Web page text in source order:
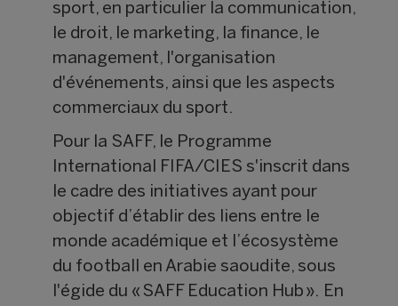
sport, en particulier la communication,
le droit, le marketing, la finance, le
management, l'organisation
d'événements, ainsi que les aspects
commerciaux du sport.
Pour la SAFF, le Programme
International FIFA/CIES s'inscrit dans
le cadre des initiatives ayant pour
objectif d’établir des liens entre le
monde académique et l’écosystème
du football en Arabie saoudite, sous
l'égide du « SAFF Education Hub ». En